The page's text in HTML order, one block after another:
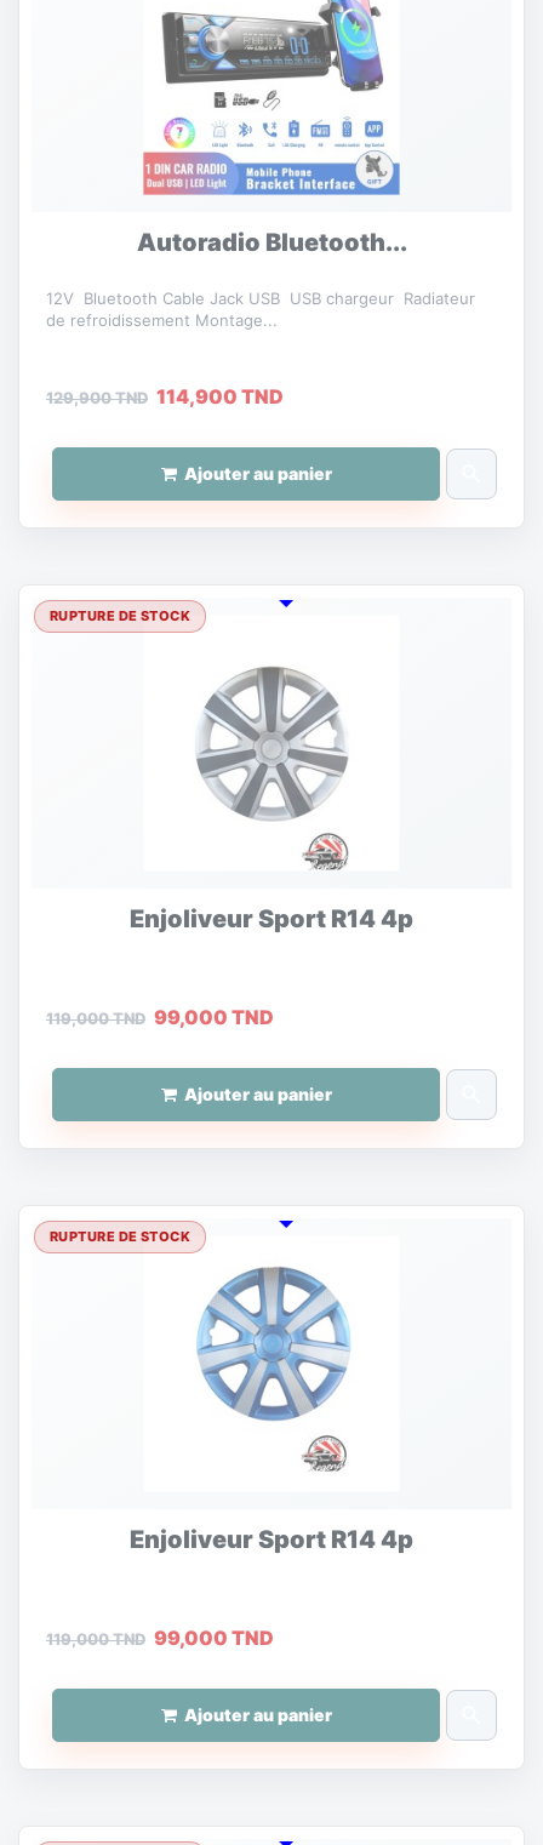
Autoradio Bluetooth...
12V Bluetooth Cable Jack USB USB chargeur Radiateur
de refroidissement Montage...
129,900 TND 114,900 TND
Ajouter au panier
Enjoliveur Sport R14 4p
119,000 TND 99,000 TND
Ajouter au panier
RUPTURE DE STOCK
Enjoliveur Sport R14 4p
119,000 TND 99,000 TND
Ajouter au panier
RUPTURE DE STOCK